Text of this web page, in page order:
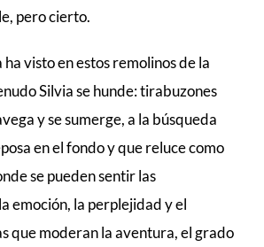
pero cierto.
visto en estos remolinos de la
Silvia se hunde: tirabuzones
y se sumerge, a la búsqueda
en el fondo y que reluce como
se pueden sentir las
emoción, la perplejidad y el
que moderan la aventura, el grado